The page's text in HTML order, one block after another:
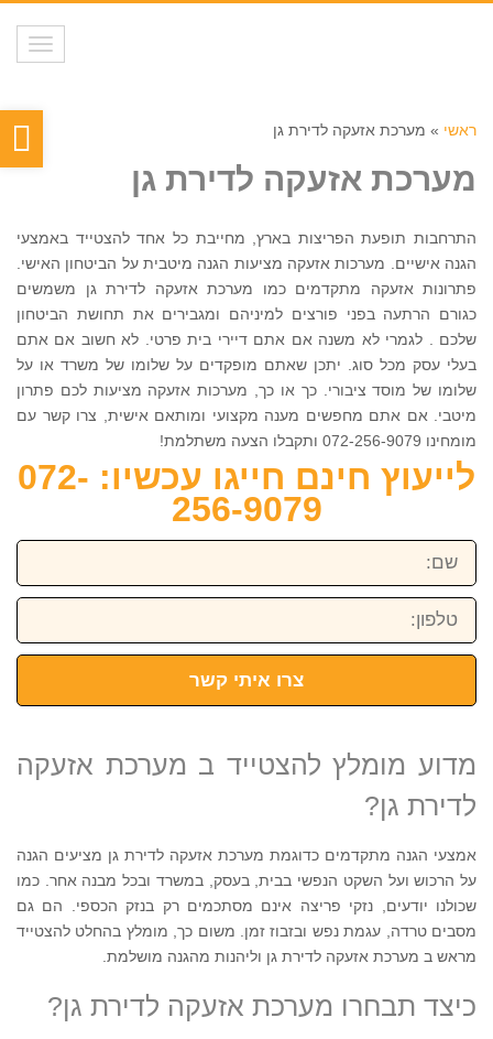
ראשי » מערכת אזעקה לדירת גן
מערכת אזעקה לדירת גן
התרחבות תופעת הפריצות בארץ, מחייבת כל אחד להצטייד באמצעי
הגנה אישיים. מערכות אזעקה מציעות הגנה מיטבית על הביטחון האישי.
פתרונות אזעקה מתקדמים כמו מערכת אזעקה לדירת גן משמשים
כגורם הרתעה בפני פורצים למיניהם ומגבירים את תחושת הביטחון
שלכם . לגמרי לא משנה אם אתם דיירי בית פרטי. לא חשוב אם אתם
בעלי עסק מכל סוג. יתכן שאתם מופקדים על שלומו של משרד או על
שלומו של מוסד ציבורי. כך או כך, מערכות אזעקה מציעות לכם פתרון
מיטבי. אם אתם מחפשים מענה מקצועי ומותאם אישית, צרו קשר עם
מומחינו 072-256-9079 ותקבלו הצעה משתלמת!
לייעוץ חינם חייגו עכשיו: 072-
256-9079
שם:
טלפון:
צרו איתי קשר
מדוע מומלץ להצטייד ב מערכת אזעקה
לדירת גן?
אמצעי הגנה מתקדמים כדוגמת מערכת אזעקה לדירת גן מציעים הגנה
על הרכוש ועל השקט הנפשי בבית, בעסק, במשרד ובכל מבנה אחר. כמו
שכולנו יודעים, נזקי פריצה אינם מסתכמים רק בנזק הכספי. הם גם
מסבים טרדה, עגמת נפש ובזבוז זמן. משום כך, מומלץ בהחלט להצטייד
מראש ב מערכת אזעקה לדירת גן וליהנות מהגנה מושלמת.
כיצד תבחרו מערכת אזעקה לדירת גן?